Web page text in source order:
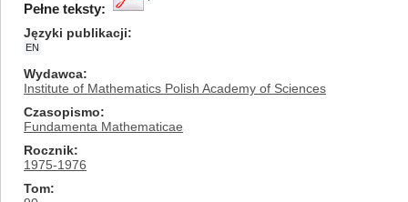
Pełne teksty:
Języki publikacji
EN
Wydawca
Institute of Mathematics Polish Academy of Sciences
Czasopismo
Fundamenta Mathematicae
Rocznik
1975-1976
Tom